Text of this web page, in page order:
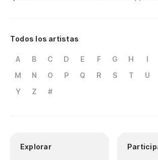
Todos los artistas
A B C D E F G H I
M
N O P Q R S T U
Y
Z #
Explorar